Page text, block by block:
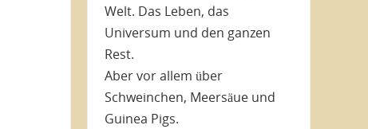
Welt. Das Leben, das
Universum und den ganzen
Rest.
Aber vor allem über
Schweinchen, Meersäue und
Guinea Pigs.